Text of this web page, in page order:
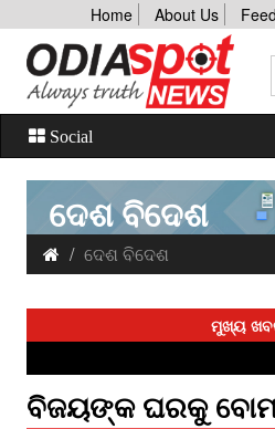
Home About Us
Social
ଦେଶ ବିଦେଶ
ଦେଶ ବିଦେଶ
ମୁଖ୍ୟ
ବିଜୟଙ୍କ ଘରକୁ